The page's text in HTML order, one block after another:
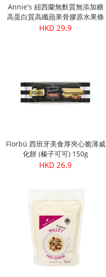
Annie's 紐西蘭無麩質無添加糖
高蛋白質高纖蘋果骨膠原水果條
30g
HKD 29.9
Florbú 西班牙美食厚夾心脆薄威
化餅 (榛子可可) 150g
HKD 26.9